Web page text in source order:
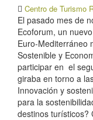
Centro de Turismo
El pasado mes de
Ecoforum, un
Euro-Mediterráneo
Sostenible y
participar en el
giraba en torno a
Innovación y
para la
destinos turísticos?